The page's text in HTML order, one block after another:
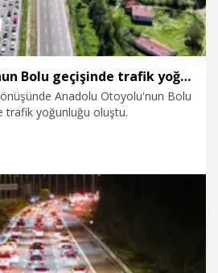
Anadolu Otoyolu'nun Bolu geçişinde trafik yoğunluğu
Anadolu Otoyolu'nun Bolu
trafik yoğunluğu oluştu.